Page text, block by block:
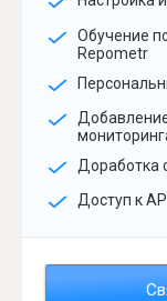
Обучение
Repometr
Доработка
Доступ к API